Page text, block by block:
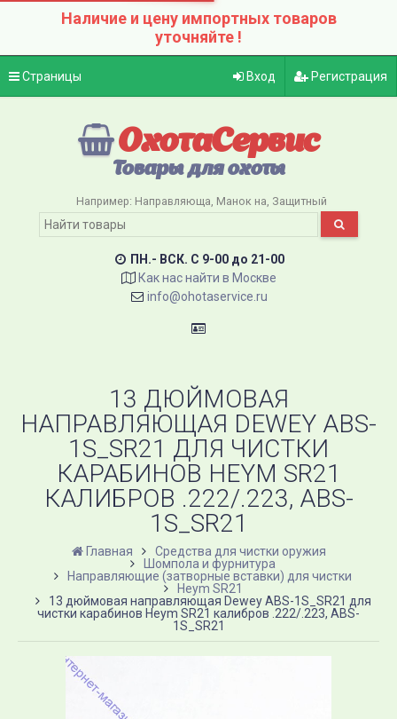
Наличие и цену импортных товаров
уточняйте !
Страницы Вход Регистрация
ОхотаСервис
Товары для охоты
Например: Направляюща Манок на Защитный
ПН.- ВСК. C 9-00 до 21-00
Как нас найти в Москве
info@ohotaservice.ru
13 ДЮЙМОВАЯ
НАПРАВЛЯЮЩАЯ DEWEY ABS-
1S_SR21 ДЛЯ ЧИСТКИ
КАРАБИНОВ HEYM SR21
КАЛИБРОВ .222/.223, ABS-
1S_SR21
Главная
Средства для чистки оружия
Шомпола и фурнитура
Направляющие (затворные вставки) для чистки
Heym SR21
13 дюймовая направляющая Dewey ABS-1S_SR21 для
чистки карабинов Heym SR21 калибров .222/.223, ABS-
1S_SR21